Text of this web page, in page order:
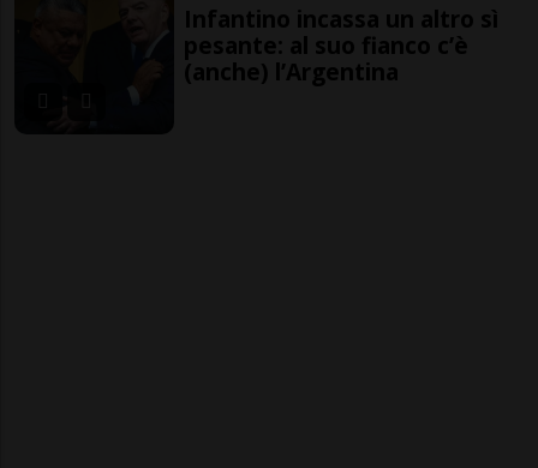
Infantino incassa un altro sì
pesante: al suo fianco c’è
(anche) l’Argentina